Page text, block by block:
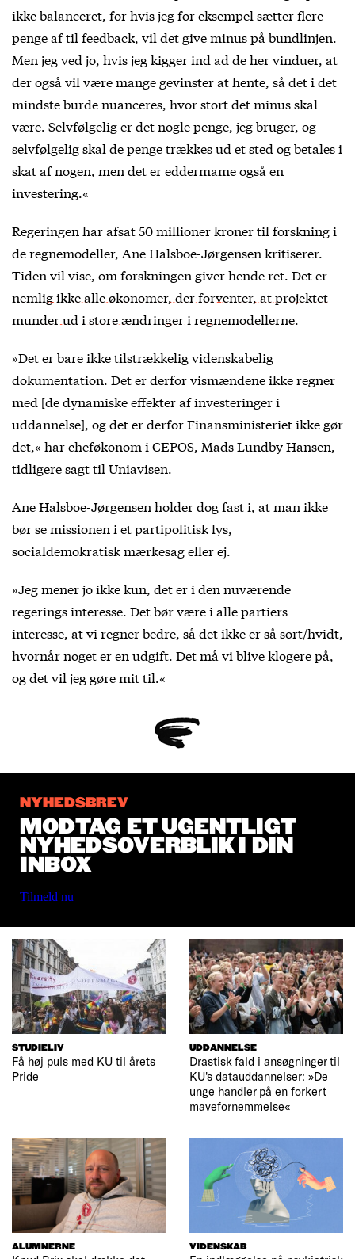
ikke balanceret, for hvis jeg for eksempel sætter flere
penge af til feedback, vil det give minus på bundlinjen.
Men jeg ved jo, hvis jeg kigger ind ad de her vinduer, at
der også vil være mange gevinster at hente, så det i det
mindste burde nuanceres, hvor stort det minus skal
være. Selvfølgelig er det nogle penge, jeg bruger, og
selvfølgelig skal de penge trækkes ud et sted og betales i
skat af nogen, men det er eddermame også en
investering.«
Regeringen har afsat 50 millioner kroner til forskning i
de regnemodeller, Ane Halsboe-Jørgensen kritiserer.
Tiden vil vise, om forskningen giver hende ret. Det er
nemlig ikke alle økonomer, der forventer, at projektet
munder ud i store ændringer i regnemodellerne
»Det er bare ikke tilstrækkelig videnskabelig
dokumentation. Det er derfor vismændene ikke regner
med [de dynamiske effekter af investeringer i
uddannelse], og det er derfor Finansministeriet ikke gør
det,« har cheføkonom i CEPOS, Mads Lundby Hansen,
tidligere sagt til Uniavisen.
Ane Halsboe-Jørgensen holder dog fast i, at man ikke
bør se missionen i et partipolitisk lys,
socialdemokratisk mærkesag eller ej.
»Jeg mener jo ikke kun, det er i den nuværende
regerings interesse. Det bør være i alle partiers
interesse, at vi regner bedre, så det ikke er så sort/hvidt,
hvornår noget er en udgift. Det må vi blive klogere på,
og det vil jeg gøre mit til.«
NYHEDSBREV
MODTAG ET UGENTLIGT
NYHEDSOVERBLIK I DIN
INBOX
Tilmeld nu
STUDIELIV
Få høj puls med KU til årets
Pride
UDDANNELSE
Drastisk fald i ansøgninger til
KU's datauddannelser: »De
unge handler på en forkert
mavefornemmelse«
ALUMNERNE VIDENSKAB